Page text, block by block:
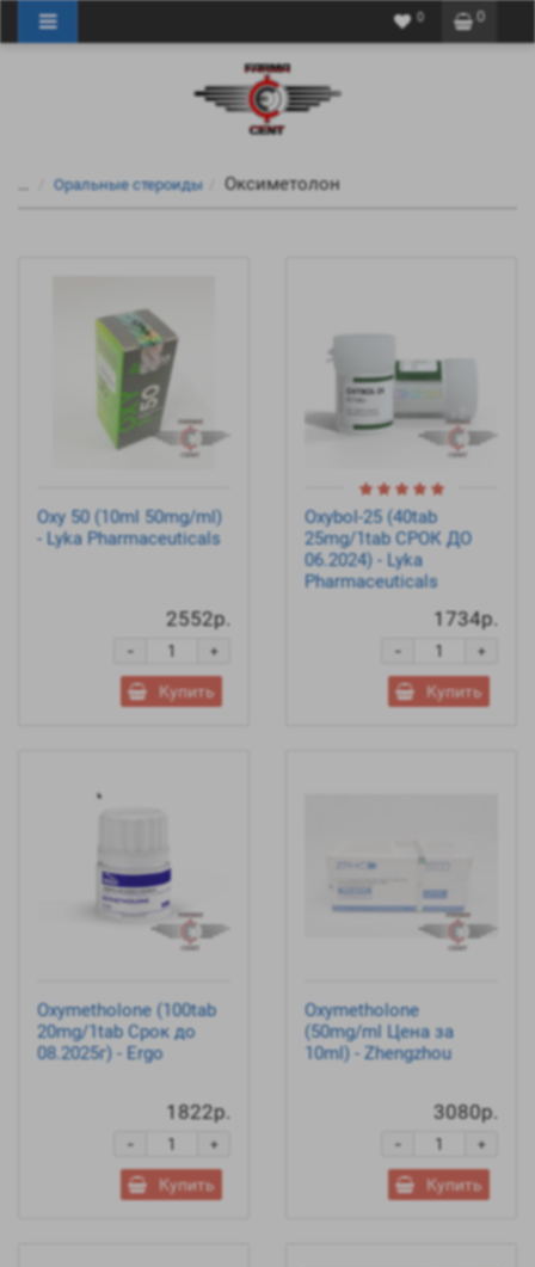
0
0
Оральные стероиды Оксиметолон
Oxy 50 (10ml 50mg/ml)
- Lyka Pharmaceuticals
2552р.
+
-
Купить
Oxybol-25 (40tab
25mg/1tab СРОК ДО
06.2024) - Lyka
Pharmaceuticals
1734р.
+
-
Купить
Oxymetholone (100tab
20mg/1tab Срок до
08.2025г) - Ergo
1822р.
+
-
Купить
Oxymetholone
(50mg/ml Цена за
10ml) - Zhengzhou
3080р.
+
-
Купить